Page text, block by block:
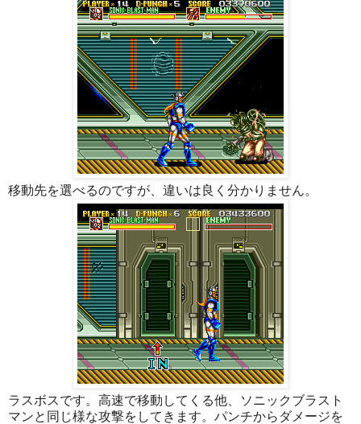
移動先を選べるのですが、違いは良く分かりません。
ラスボスです。高速で移動してくる他、ソニックブラスト
マンと同じ様な攻撃をしてきます。パンチからダメージを